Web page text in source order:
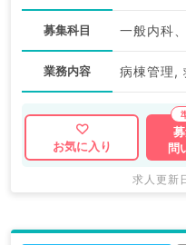
募集科目 一般内科
業務内容 病棟管理,
お気に入り
問
求人更